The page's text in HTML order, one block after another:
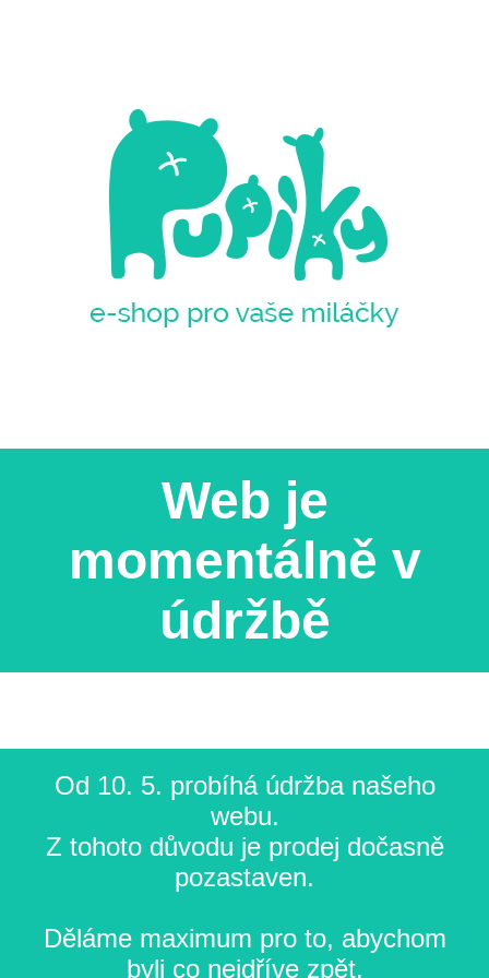
Web je
momentálně v
údržbě
Od 10. 5. probíhá údržba našeho
webu.
Z tohoto důvodu je prodej dočasně
pozastaven.
Děláme maximum pro to, abychom
byli co nejdříve zpět.